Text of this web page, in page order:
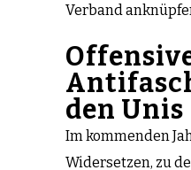
Verband
den Unis
Im kommenden
Widersetzen, zu